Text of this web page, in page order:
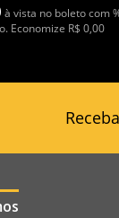
à vista no boleto com
Economize R$ 0,00